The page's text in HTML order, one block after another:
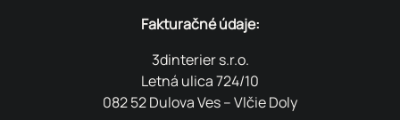
Fakturačné údaje:
3dinterier s.r.o.
Letná ulica 724/10
082 52 Dulova Ves – Vlčie Doly